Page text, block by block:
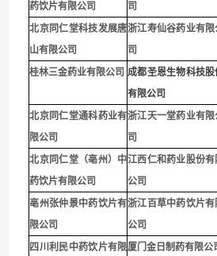
药饮片有限公司
司
北京同仁堂科技发展唐
山有限公司
浙江寿仙谷药业有限
司
桂林三金药业有限公司 成都圣恩生物科技股
有限公司
北京同仁堂通科药业有
限公司
浙江天一堂药业有限
司
北京同仁堂（亳州）中
药饮片有限公司
江西仁和药业股份有
公司
亳州张仲景中药饮片有
限公司
浙江百草中药饮片有
公司
四川利民中药饮片有限厦门金日制药有限公